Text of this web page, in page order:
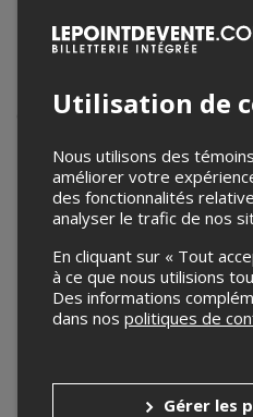
boulzeye.ca/
Pointe-Aux-Trembles, QC
Canada
+
Utilisation de
Nous utilisons des
améliorer votre
des fonctionnalités
analyser le trafic de nos
En cliquant sur « Tout
à ce que nous utilisions
Des informations
dans nos politiques de
Gérer les